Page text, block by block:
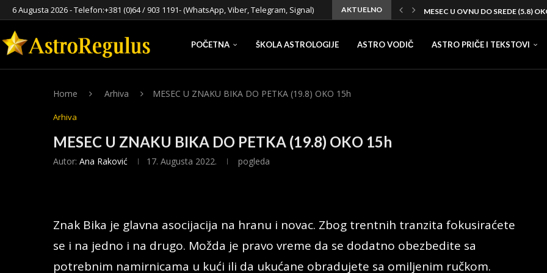
6 Augusta 2026 - Telefon:+381 (0)64 / 903 1191- (WhatsApp, Viber, Telegram, Signal) AKTUELNO MESEC U OVNU DO SREDE (5.8)
POČETNA ŠKOLA ASTROLOGIJE ASTRO VODIČ ASTRO PRIČE I TEKSTOVI
Home Arhiva MESEC U ZNAKU BIKA DO PETKA (19.8) OKO 15h
Arhiva
MESEC U ZNAKU BIKA DO PETKA (19.8) OKO 15h
Autor: Ana Raković 17. Augusta 2022. pogleda
Znak Bika je glavna asocijacija na hranu i novac. Zbog trentnih tranzita fokusiraćete
se i na jedno i na drugo. Možda je pravo vreme da se dodatno obezbedite sa
potrebnim namirnicama u kući ili da ukućane obradujete sa omiljenim ručkom.